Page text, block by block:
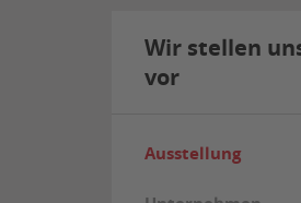
Wir stellen
vor
Ausstellung